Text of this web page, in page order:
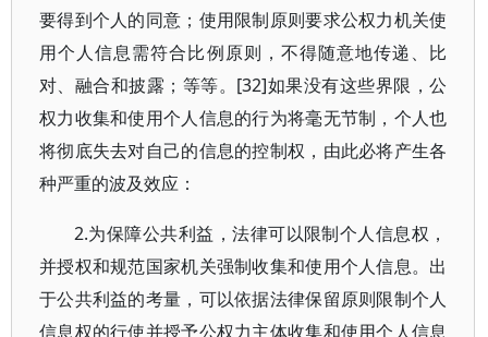
要得到个人的同意；使用限制原则要求公权力机关使
用个人信息需符合比例原则，不得随意地传递、比
对、融合和披露；等等。[32]如果没有这些界限，公
权力收集和使用个人信息的行为将毫无节制，个人也
将彻底失去对自己的信息的控制权，由此必将产生各
种严重的波及效应：
2.为保障公共利益，法律可以限制个人信息权，
并授权和规范国家机关强制收集和使用个人信息。出
于公共利益的考量，可以依据法律保留原则限制个人
信息权的行使并授予公权力主体收集和使用个人信息